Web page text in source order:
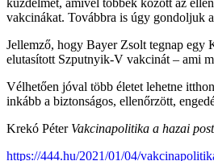
vakcinákat. Továbbra is úgy gondoljuk
Jellemző, hogy Bayer Zsolt tegnap egy
elutasított Szputnyik-V vakcinát – ami
Vélhetően jóval több életet lehetne
inkább a biztonságos, ellenőrzött,
Krekó Péter Vakcinapolitika a hazai
https://444.hu/2021/01/04/